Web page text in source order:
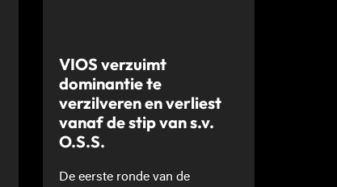
VIOS verzuimt
dominantie te
verzilveren en verliest
vanaf de stip van s.v.
O.S.S.
De eerste ronde van de